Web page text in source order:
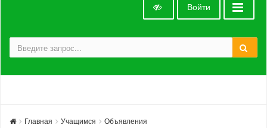
Войти
Главная Учащимся Объявления